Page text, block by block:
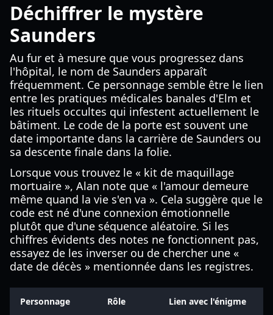
Déchiffrer le mystère
Saunders
Au fur et à mesure que vous progressez dans
l'hôpital, le nom de Saunders apparaît
fréquemment. Ce personnage semble être le lien
entre les pratiques médicales banales d'Elm et
les rituels occultes qui infestent actuellement le
bâtiment. Le code de la porte est souvent une
date importante dans la carrière de Saunders ou
sa descente finale dans la folie.
Lorsque vous trouvez le « kit de maquillage
mortuaire », Alan note que « l'amour demeure
même quand la vie s'en va ». Cela suggère que le
code est né d'une connexion émotionnelle
plutôt que d'une séquence aléatoire. Si les
chiffres évidents des notes ne fonctionnent pas,
essayez de les inverser ou de chercher une «
date de décès » mentionnée dans les registres.
Personnage Rôle Lien avec l'énigme